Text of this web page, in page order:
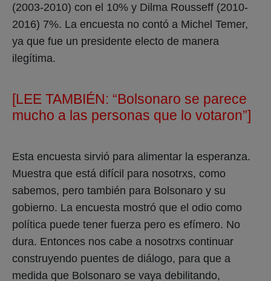
(2003-2010) con el 10% y Dilma Rousseff (2010-
2016) 7%. La encuesta no contó a Michel Temer,
ya que fue un presidente electo de manera
ilegítima.
[LEE TAMBIÉN: “Bolsonaro se parece
mucho a las personas que lo votaron”]
Esta encuesta sirvió para alimentar la esperanza.
Muestra que está difícil para nosotrxs, como
sabemos, pero también para Bolsonaro y su
gobierno. La encuesta mostró que el odio como
política puede tener fuerza pero es efímero. No
dura. Entonces nos cabe a nosotrxs continuar
construyendo puentes de diálogo, para que a
medida que Bolsonaro se vaya debilitando,